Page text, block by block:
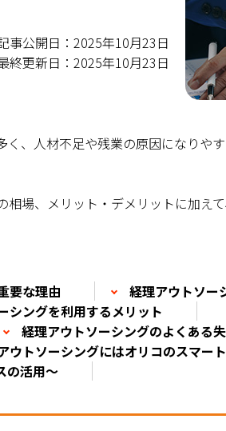
事公開日：2025年10月23日
終更新日：2025年10月23日
、人材不足や残業の原因になりや
場、メリット・デメリットに加え
要な理由
経理アウトソー
シングを利用するメリット
経理アウトソーシングのよくある
ウトソーシングにはオリコのスマー
の活用～